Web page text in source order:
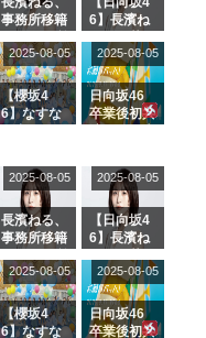
事務所移籍
属を発表
6】長濱ね
ら移籍しフ
ラーム所属
に。これで
事務所に所
属している
がこちら
【櫻坂4
6】なすな
2曲目っ
て...【ラヴ
ィット 東
京ドーム公
演】
2025-08-05
日向坂46
卒業後初共
師匠オード
リー若林さ
んと再会し
た結果･･･
【激レアさ
きた。】
2025-08-05
長濱ねる、
事務所移籍
属を発表
2025-08-05
【日向坂4
6】長濱ね
ら移籍しフ
ラーム所属
に。これで
事務所に所
2025-08-05
【櫻坂4
6】なすな
2025-08-05
日向坂46
卒業後初共
2025-08-05